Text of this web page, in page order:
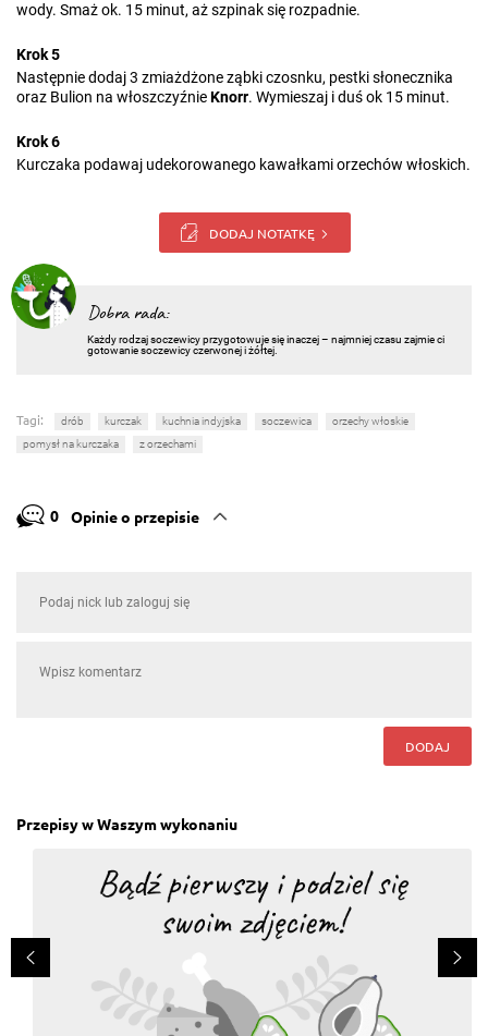
wody. Smaż ok. 15 minut, aż szpinak się rozpadnie.
Krok 5
Następnie dodaj 3 zmiażdżone ząbki czosnku, pestki słonecznika
oraz Bulion na włoszczyźnieKnorr. Wymieszaj i duś ok 15 minut.
Krok 6
Kurczaka podawaj udekorowanego kawałkami orzechów włoskich.
DODAJ NOTATKĘ
Dobra rada:
Każdy rodzaj soczewicy przygotowuje się inaczej – najmniej czasu zajmie ci
gotowanie soczewicy czerwonej i żółtej.
Tagi: drób kurczak kuchnia indyjska soczewica
orzechy włoskie
pomysł na kurczaka
z orzechami
0 Opinie o przepisie
DODAJ
Przepisy w Waszym wykonaniu